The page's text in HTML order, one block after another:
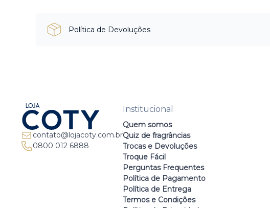
Política de Devoluções
contato@lojacoty.com.br
0800 012 6888
Institucional
Quem somos
Quiz de fragrâncias
Trocas e Devoluções
Troque Fácil
Perguntas Frequentes
Política de Pagamento
Política de Entrega
Termos e Condições